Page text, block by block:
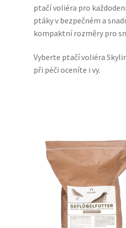
ptačí voliéra pro
ptáky v bezpečném a
kompaktní rozměry pro
Vyberte ptačí voliéra
při péči oceníte i vy.